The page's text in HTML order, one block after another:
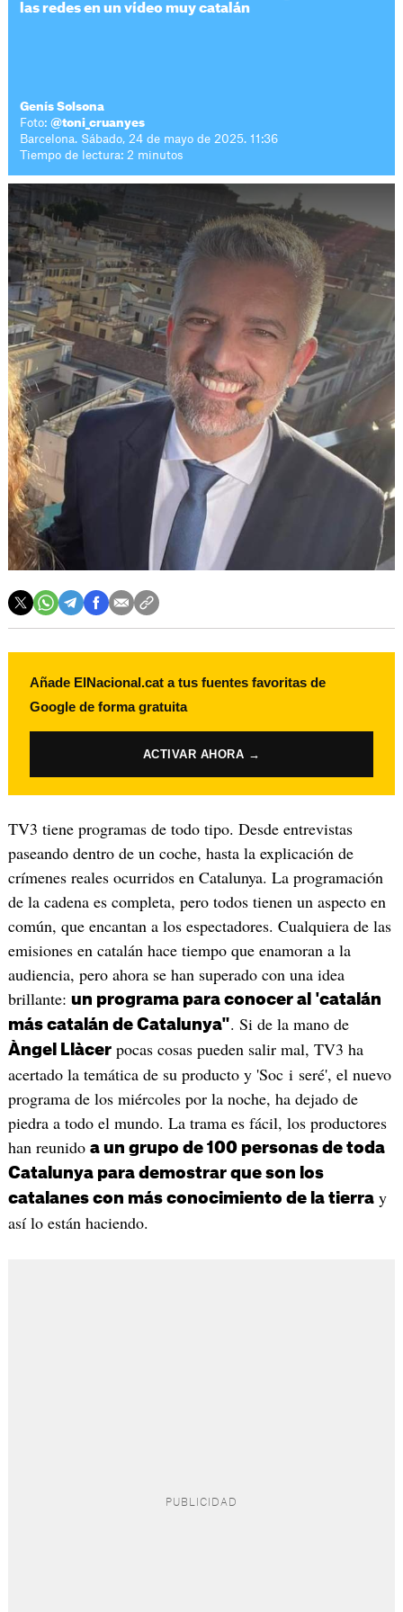
las redes en un vídeo muy catalán
Genís Solsona
Foto:@toni_cruanyes
Barcelona. Sábado, 24 de mayo de 2025. 11:36
Tiempo de lectura: 2 minutos
Añade ElNacional.cat a tus fuentes favoritas de
Google de forma gratuita
ACTIVAR AHORA →
TV3 tiene programas de todo tipo. Desde entrevistas
paseando dentro de un coche, hasta la explicación de
crímenes reales ocurridos en Catalunya. La programación
de la cadena es completa, pero todos tienen un aspecto en
común, que encantan a los espectadores. Cualquiera de las
emisiones en catalán hace tiempo que enamoran a la
audiencia, pero ahora se han superado con una idea
brillante: un programa para conocer al 'catalán
más catalán de Catalunya". Si de la mano de
Àngel Llàcerpocas cosas pueden salir mal, TV3 ha
acertado la temática de su producto y 'Soc i seré', el nuevo
programa de los miércoles por la noche, ha dejado de
piedra a todo el mundo. La trama es fácil, los productores
han reunido a un grupo de 100 personas de toda
Catalunya para demostrar que son los
catalanes con más conocimiento de la tierray
así lo están haciendo.